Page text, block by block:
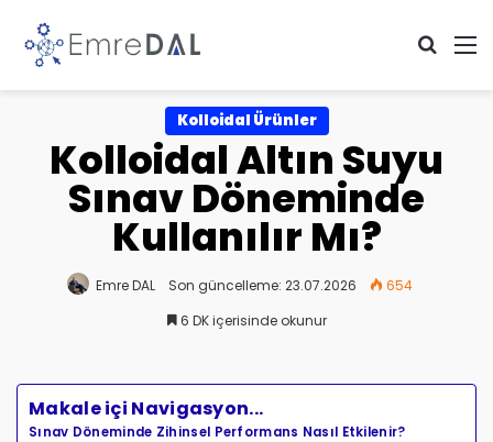
Kolloidal Ürünler
Kolloidal Altın Suyu
Sınav Döneminde
Kullanılır Mı?
Emre DAL Son güncelleme: 23.07.2026
654
6 DK içerisinde okunur
Makale içi Navigasyon...
Sınav Döneminde Zihinsel Performans Nasıl Etkilenir?